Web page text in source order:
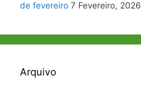
de fevereiro 7 Fevereiro, 2026
Arquivo